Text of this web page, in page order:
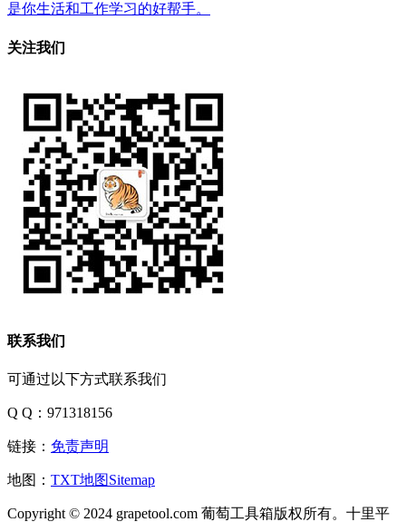
是你生活和工作学习的好帮手。
关注我们
联系我们
可通过以下方式联系我们
Q Q：971318156
链接： 免责声明
地图： TXT地图Sitemap
Copyright © 2024 grapetool.com 葡萄工具箱版权所有。十里平